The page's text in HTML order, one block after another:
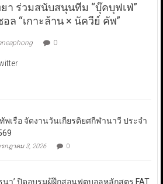
า ร่วมสนับสนุนทีม “บุ๊คบุฟเฟ่”
ล “เกาะล้าน × นัควีย์ คัพ”
0
พเรือ จัดงานวันเกียรติยศกีฬานาวี ประจำ
กฎาคม 3, 2026 0
นา’ ปิดอบรมผู้ฝึกสอนฟุตบอลหลักสูตร FAT